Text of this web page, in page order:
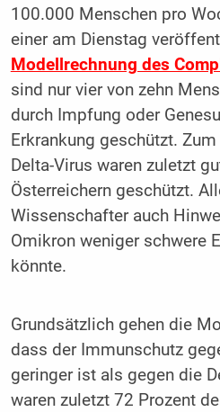
100.000 Menschen pro
einer am Dienstag
Modellrechnung des
sind nur vier von zehn
durch Impfung oder
Erkrankung geschützt.
Delta-Virus waren zuletzt
Österreichern geschützt.
Wissenschafter auch
Omikron weniger schwere
könnte.
Grundsätzlich gehen die
dass der Immunschutz
geringer ist als gegen die
waren zuletzt 72 Prozent